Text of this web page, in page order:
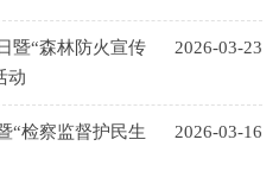
2026-03-23
暨“森林防火宣传
动
2026-03-16
“检察监督护民生